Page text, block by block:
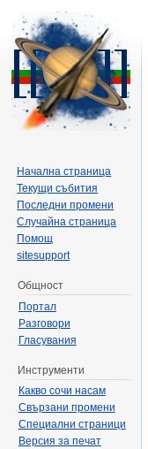
Начална страница
Текущи събития
Последни промени
Случайна страница
Помощ
sitesupport
Общност
Портал
Разговори
Гласувания
Инструменти
Какво сочи насам
Свързани промени
Специални страници
Версия за печат